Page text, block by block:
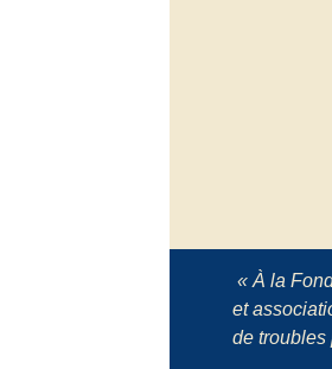
« À la
et
de troubles